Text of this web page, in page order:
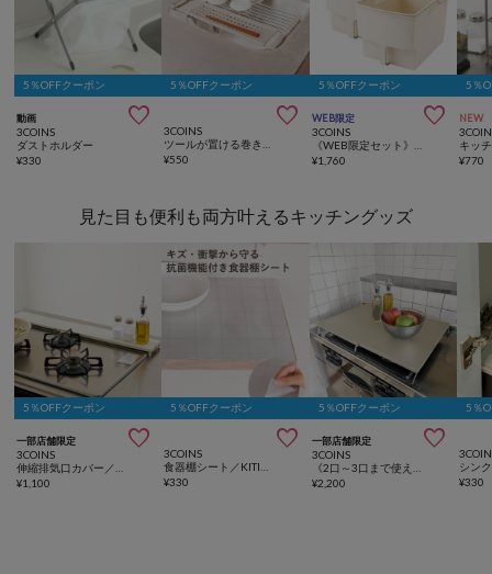
5％OFFクーポン
動画 
3COINS
ダストホルダー
¥330
5％OFFクーポン

3COINS
¥550
5％OFFクーポン
WEB限定 
3COINS
¥1,760
5％
NEW
¥770
見た目も便利も両方叶えるキッチングッズ
5％OFFクーポン
一部店舗限定 
3COINS
¥1,100
5％OFFクーポン

3COINS
¥330
5％OFFクーポン
一部店舗限定 
3COINS
¥2,200
5％
¥330